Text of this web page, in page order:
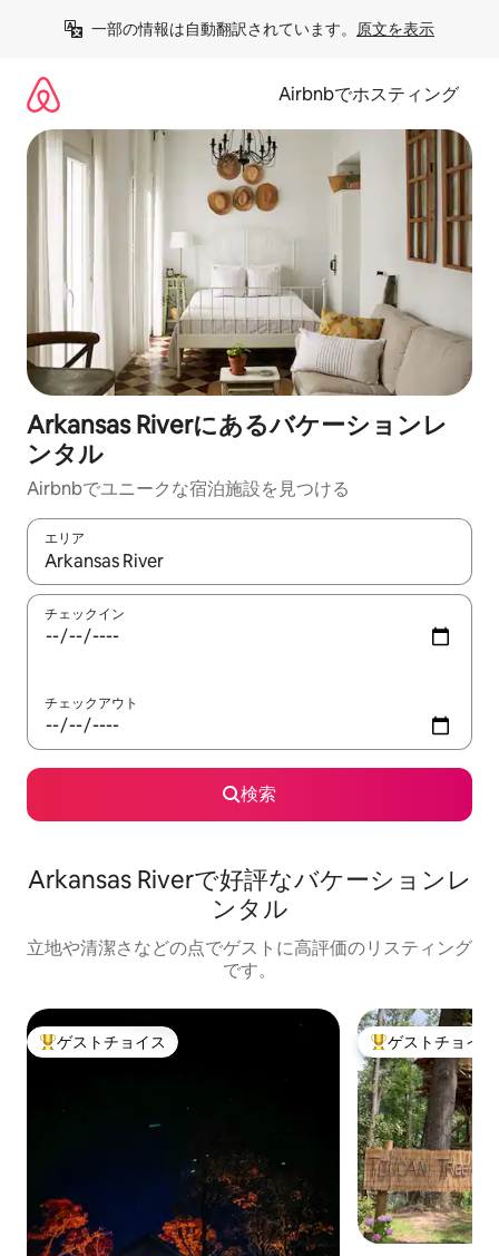
一部の情報は自動翻訳されています。 原文を表示
Airbnbでホスティング
Arkansas Riverにあるバケーションレ
ンタル
Airbnbでユニークな宿泊施設を見つける
エリア
検索結果が表示されたら、上下の矢印キーを使って移動するか
チェックイン
チェックアウト
検索
Arkansas Riverで好評なバケーションレ
ンタル
立地や清潔さなどの点でゲストに高評価のリスティング
です。
大好評のゲストチョイスです。
ゲストチョイス 大好評のゲスト
ゲストチョイス